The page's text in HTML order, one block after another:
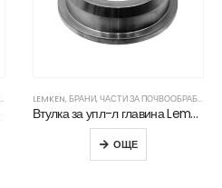
LEMKEN,БРАНИ,ЧАСТИ ЗА ПОЧВООБРАБОТВАЩА ТЕХНИКА
Втулка за упл-л главина Lemken
ОЩЕ